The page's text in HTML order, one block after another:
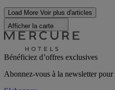
Load More Voir plus d'articles
Afficher la carte
Bénéficiez d’offres exclusives
Abonnez-vous à la newsletter